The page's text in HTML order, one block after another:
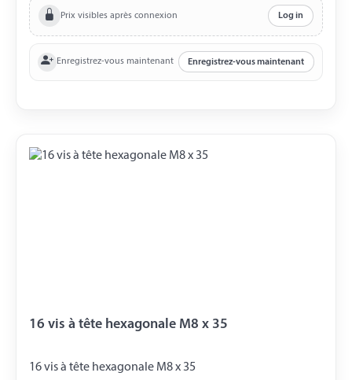
Prix visibles après connexion Log in
Enregistrez-vous maintenant Enregistrez-vous maintenant
16 vis à tête hexagonale M8 x 35
16 vis à tête hexagonale M8 x 35